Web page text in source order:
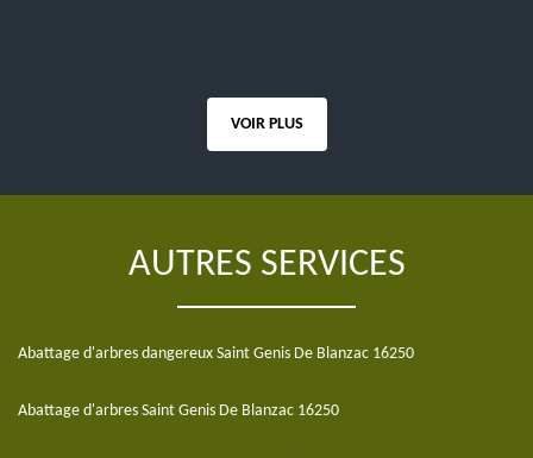
VOIR PLUS
AUTRES SERVICES
Abattage d'arbres dangereux Saint Genis De Blanzac 16250
Abattage d'arbres Saint Genis De Blanzac 16250